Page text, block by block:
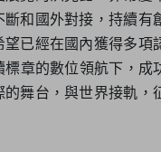
斷和國外對接，持續有
望已經在國內獲得多項
標章的數位領航下，成
的舞台，與世界接軌，